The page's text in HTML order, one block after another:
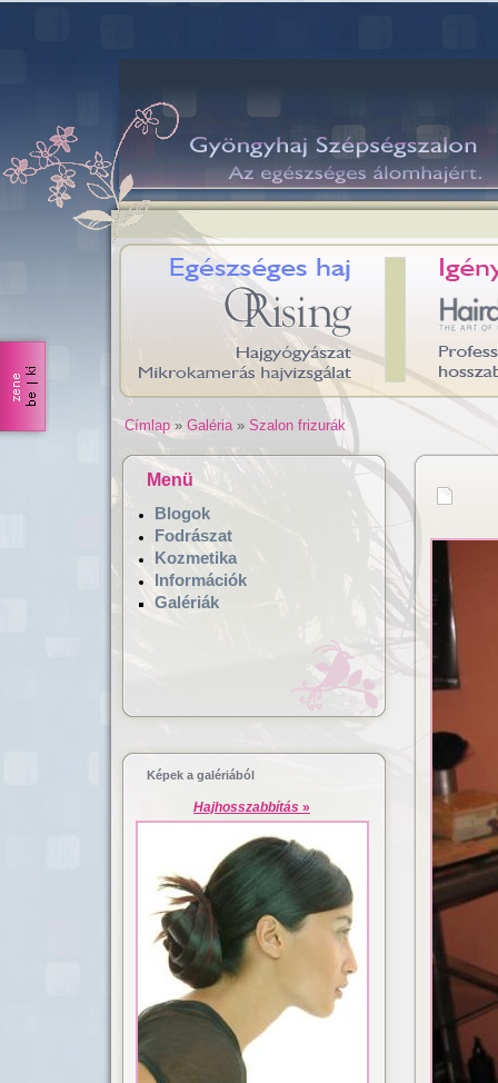
Hajgyógyászat,
dúsítás
Címlap» Galéria» Szalon frizurák
Menü
Blogok
Fodrászat
Kozmetika
Információk
Galériák
Képek a galériából
Hajhosszabbítás »